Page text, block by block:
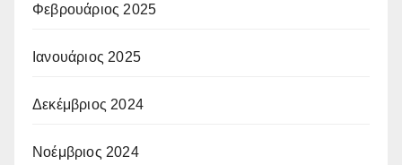
Φεβρουάριος 2025
Ιανουάριος 2025
Δεκέμβριος 2024
Νοέμβριος 2024